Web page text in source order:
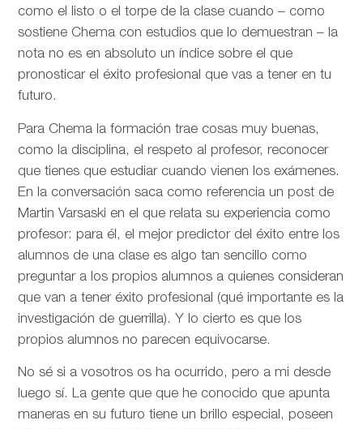
como el listo o el torpe de la clase cuando – como
sostiene Chema con estudios que lo demuestran – la
nota no es en absoluto un índice sobre el que
pronosticar el éxito profesional que vas a tener en tu
futuro.
Para Chema la formación trae cosas muy buenas,
como la disciplina, el respeto al profesor, reconocer
que tienes que estudiar cuando vienen los exámenes.
En la conversación saca como referencia un post de
Martin Varsaski en el que relata su experiencia como
profesor: para él, el mejor predictor del éxito entre los
alumnos de una clase es algo tan sencillo como
preguntar a los propios alumnos a quienes consideran
que van a tener éxito profesional (qué importante es la
investigación de guerrilla). Y lo cierto es que los
propios alumnos no parecen equivocarse.
No sé si a vosotros os ha ocurrido, pero a mi desde
luego sí. La gente que que he conocido que apunta
maneras en su futuro tiene un brillo especial, poseen